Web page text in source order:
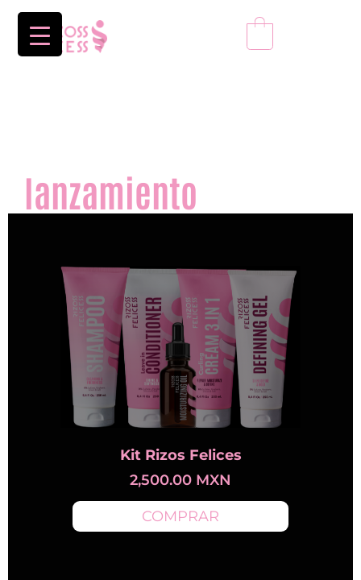
lanzamiento
Kit Rizos Felices
2,500.00 MXN
COMPRAR